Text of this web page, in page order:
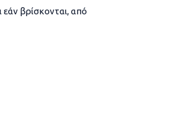
βρίσκονται, από